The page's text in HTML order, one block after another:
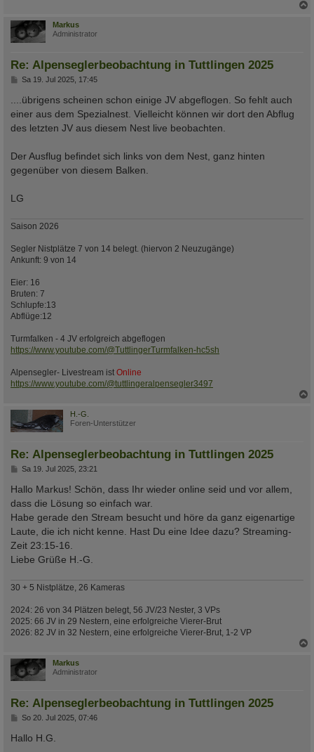
Markus
Administrator
Re: Alpenseglerbeobachtung in Tuttlingen 2025
B
t
r
g
Sa 19. Jul 2025, 17:45
....übrigens scheinen schon einige JV abgeflogen. So fehlt auch
einer aus dem Spezialnest. Vielleicht können wir dort den Abflug
des letzten JV aus diesem Nest live beobachten.
Der Ausflug befindet sich links von dem Nest, ganz hinten
gegenüber von diesem Balken.
LG
Saison 2026
Segler Nistplätze 7 von 14 belegt. (hiervon 2 Neuzugänge)
Ankunft: 9 von 14
Eier: 16
Bruten: 7
Schlupfe:13
Abflüge:12
Turmfalken - 4 JV erfolgreich abgeflogen
https://www.youtube.com/@TuttlingerTurmfalken-hc5sh
Alpensegler- Livestream ist Online
https://www.youtube.com/@tuttlingeralpensegler3497
H.-G.
Foren-Unterstützer
Re: Alpenseglerbeobachtung in Tuttlingen 2025
B
i
t
r
g
Sa 19. Jul 2025, 23:21
Hallo Markus! Schön, dass Ihr wieder online seid und vor allem,
dass die Lösung so einfach war.
Habe gerade den Stream besucht und höre da ganz eigenartige
Laute, die ich nicht kenne. Hast Du eine Idee dazu? Streaming-
Zeit 23:15-16.
Liebe Grüße H.-G.
30 + 5 Nistplätze, 26 Kameras
2024: 26 von 34 Plätzen belegt, 56 JV/23 Nester, 3 VPs
2025: 66 JV in 29 Nestern, eine erfolgreiche Vierer-Brut
2026: 82 JV in 32 Nestern, eine erfolgreiche Vierer-Brut, 1-2 VP
Markus
Administrator
Re: Alpenseglerbeobachtung in Tuttlingen 2025
B
i
t
So 20. Jul 2025, 07:46
Hallo H.G.